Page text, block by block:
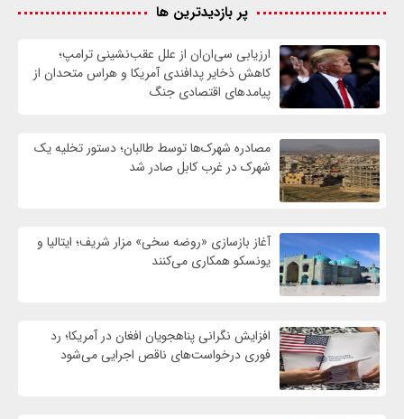
پر بازدیدترین ها
ارزیابی سی‌ان‌ان از علل عقب‌نشینی ترامپ؛
کاهش ذخایر پدافندی آمریکا و هراس متحدان از
پیامدهای اقتصادی جنگ
مصادره شهرک‌ها توسط طالبان؛ دستور تخلیه یک
شهرک در غرب کابل صادر شد
آغاز بازسازی «روضه سخی» مزار شریف؛ ایتالیا و
یونسکو همکاری می‌کنند
افزایش نگرانی پناهجویان افغان در آمریکا؛ رد
فوری درخواست‌های ناقص اجرایی می‌شود